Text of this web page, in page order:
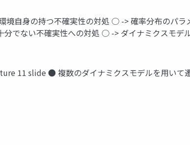
自身の持つ不確実性の対処 ○ -> 確率分布のパラ
でない不確実性への対処 ○ -> ダイナミクスモデ
11 slide ● 複数のダイナミクスモデルを用いて